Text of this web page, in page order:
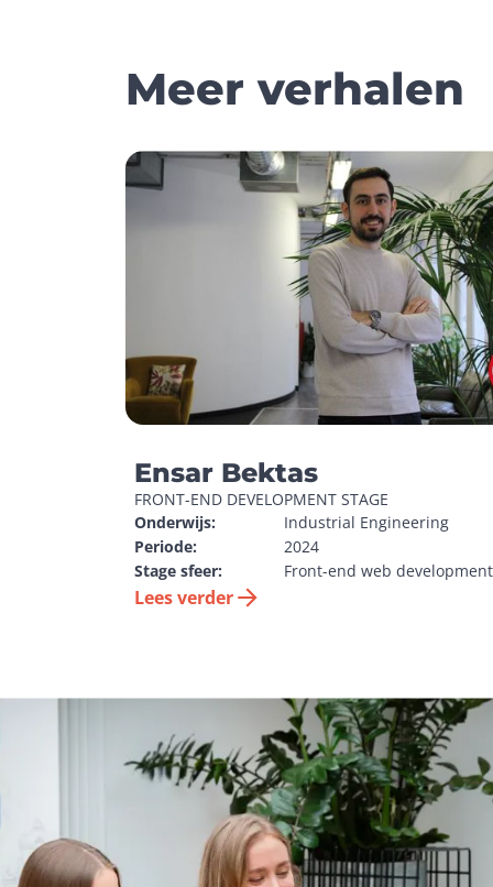
Meer verhalen
Ensar Bektas
FRONT-END DEVELOPMENT STAGE
Onderwijs:
Industrial Engineering
Periode:
2024
Stage sfeer:
Front-end web
Lees verder